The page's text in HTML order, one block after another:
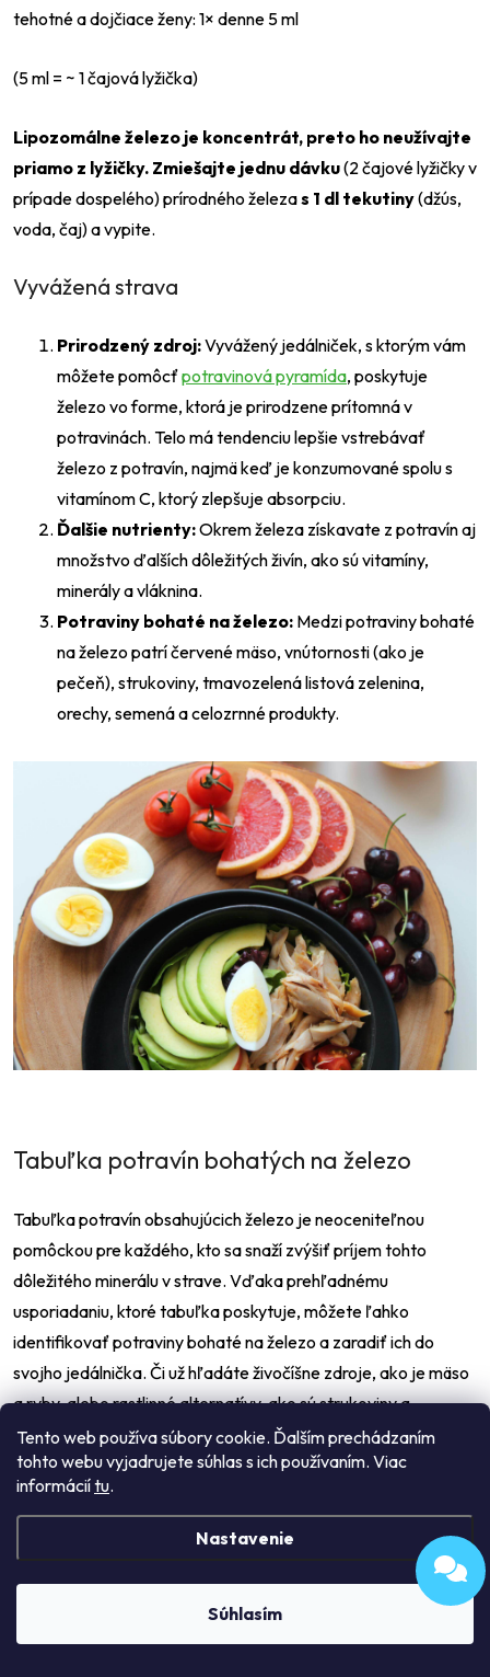
Tento web používa súbory cookie. Ďalším prechádzaním
tohto webu vyjadrujete súhlas s ich používaním. Viac
informáciítu.
Nastavenie
Súhlasím
tehotné a dojčiace ženy: 1× denne 5 ml
(5 ml = ~ 1 čajová lyžička)
Lipozomálne železo je koncentrát, preto ho neužívajte
priamo z lyžičky. Zmiešajte jednu dávku(2 čajové lyžičky v
prípade dospelého) prírodného železas 1 dl tekutiny(džús,
voda, čaj) a vypite.
Vyvážená strava
Prirodzený zdroj:Vyvážený jedálniček, s ktorým vám
môžete pomôcťpotravinová pyramída, poskytuje
železo vo forme, ktorá je prirodzene prítomná v
potravinách. Telo má tendenciu lepšie vstrebávať
železo z potravín, najmä keď je konzumované spolu s
vitamínom C, ktorý zlepšuje absorpciu.
Ďalšie nutrienty:Okrem železa získavate z potravín aj
množstvo ďalších dôležitých živín, ako sú vitamíny,
minerály a vláknina.
Potraviny bohaté na železo: Medzi potraviny bohaté
na železo patrí červené mäso, vnútornosti (ako je
pečeň), strukoviny, tmavozelená listová zelenina,
orechy, semená a celozrnné produkty.
Tabuľka potravín bohatých na železo
Tabuľka potravín obsahujúcich železo je neoceniteľnou
pomôckou pre každého, kto sa snaží zvýšiť príjem tohto
dôležitého minerálu v strave. Vďaka prehľadnému
usporiadaniu, ktoré tabuľka poskytuje, môžete ľahko
identifikovať potraviny bohaté na železo a zaradiť ich do
svojho jedálnička. Či už hľadáte živočíšne zdroje, ako je mäso
a ryby, alebo rastlinné alternatívy, ako sú strukoviny a
zelenina, naša tabuľka potravín obsahujúcich železo vám
pomôže vybrať si tie správne potraviny.Poskytuje
informácie o množstve železa na 100 gramov potravín,
vďaka čomu môžete ľahko sledovať svoj denný príjem
tohto kľúčového minerálu.
Ak chcete zabezpečiť, aby
vaša strava obsahovala dostatok železa, použite našu
tabuľku potravín bohatých na železo ako spoľahlivého
sprievodcu zdravým stravovaním. [6]